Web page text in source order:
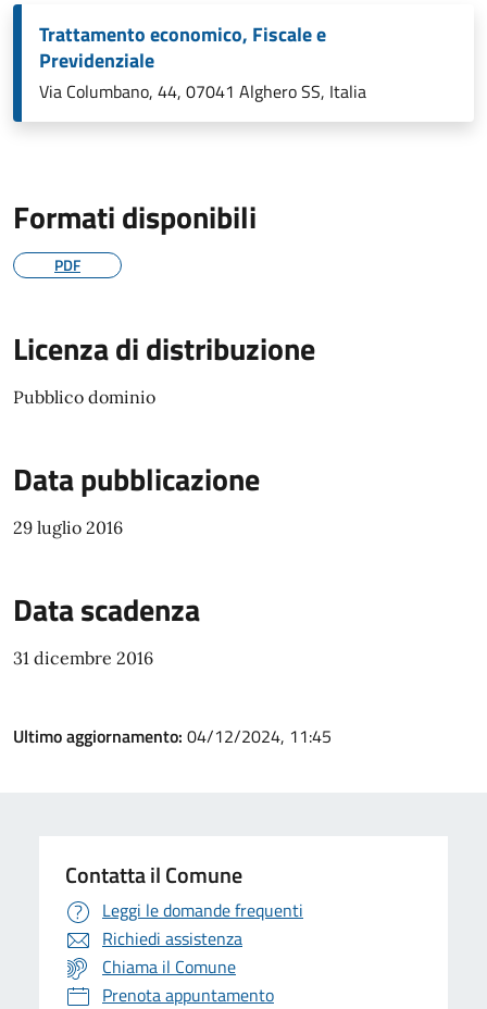
Trattamento economico, Fiscale e
Previdenziale
Via Columbano, 44, 07041 Alghero SS, Italia
Formati disponibili
PDF
Licenza di distribuzione
Pubblico dominio
Data pubblicazione
29 luglio 2016
Data scadenza
31 dicembre 2016
Ultimo aggiornamento: 04/12/2024, 11:45
Contatta il Comune
Leggi le domande frequenti
Richiedi assistenza
Chiama il Comune
Prenota appuntamento